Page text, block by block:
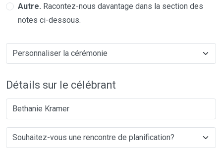
Autre. Racontez-nous davantage dans la section des
notes ci-dessous.
Détails sur le célébrant
Bethanie Kramer